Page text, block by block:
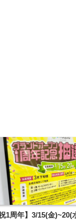
祝1周年】3/15(金)~20(